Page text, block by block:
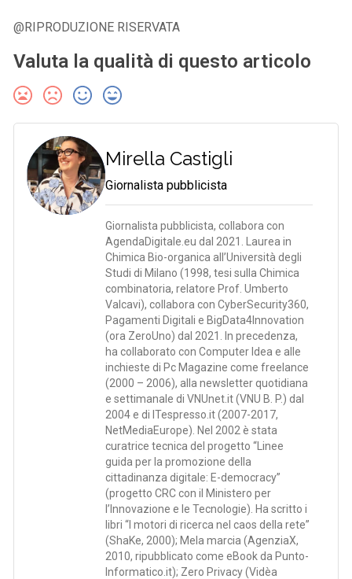
@RIPRODUZIONE RISERVATA
Valuta la qualità di questo articolo
Mirella Castigli
Giornalista pubblicista
Giornalista pubblicista, collabora con
AgendaDigitale.eu dal 2021. Laurea in
Chimica Bio-organica all’Università degli
Studi di Milano (1998, tesi sulla Chimica
combinatoria, relatore Prof. Umberto
Valcavi), collabora con CyberSecurity360,
Pagamenti Digitali e BigData4Innovation
(ora ZeroUno) dal 2021. In precedenza,
ha collaborato con Computer Idea e alle
inchieste di Pc Magazine come freelance
(2000 – 2006), alla newsletter quotidiana
e settimanale di VNUnet.it (VNU B. P.) dal
2004 e di ITespresso.it (2007-2017,
NetMediaEurope). Nel 2002 è stata
curatrice tecnica del progetto “Linee
guida per la promozione della
cittadinanza digitale: E-democracy”
(progetto CRC con il Ministero per
l’Innovazione e le Tecnologie). Ha scritto i
libri “I motori di ricerca nel caos della rete”
(ShaKe, 2000); Mela marcia (AgenziaX,
2010, ripubblicato come eBook da Punto-
Informatico.it); Zero Privacy (Vidèa